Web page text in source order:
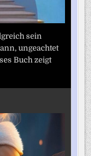
sein
ungeachtet
Buch zeigt